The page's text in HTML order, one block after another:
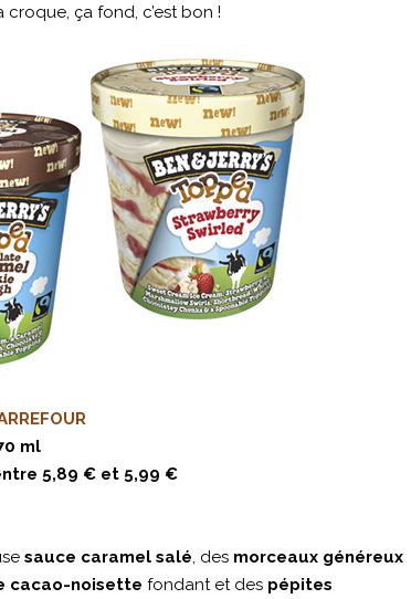
croque, ça fond, c’est bon !
ml
5,89 € et 5,99 €
sauce caramel salé, des morceaux généreux
cacao-noisette fondant et des pépites